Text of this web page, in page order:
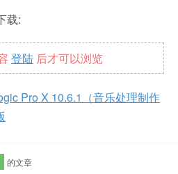
载:
登陆 后才可以浏览
Pro X 10.6.1（音乐处理制作
的文章